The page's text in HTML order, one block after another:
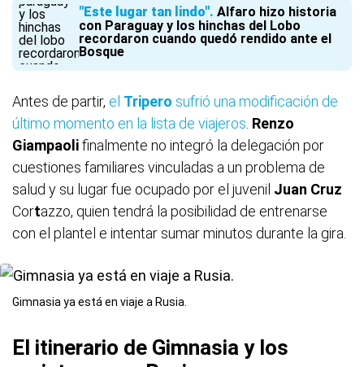
"Este lugar tan lindo" Alfaro hizo historia
con Paraguay y los hinchas del Lobo
recordaron cuando quedó rendido ante el
Bosque
Antes de partir, el Tripero sufrió una modificación de
último momento en la lista de viajeros Renzo
Giampaolifinalmente no integró la delegación por
cuestiones familiares vinculadas a un problema de
salud y su lugar fue ocupado por el juvenil Juan Cruz
Cortazzo, quien tendrá la posibilidad de entrenarse
con el plantel e intentar sumar minutos durante la gira.
Gimnasia ya está en viaje a Rusia.
El itinerario de Gimnasia y los